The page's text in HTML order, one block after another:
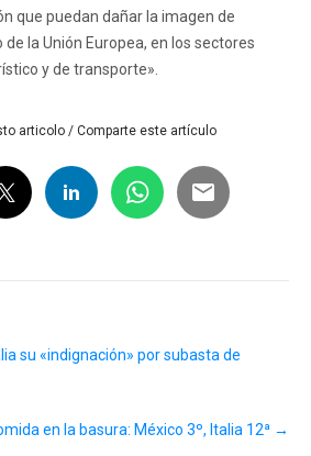
que puedan dañar la imagen de
la Unión Europea, en los sectores
y de transporte».
articolo / Comparte este artículo
su «indignación» por subasta de
en la basura: México 3º, Italia 12ª →